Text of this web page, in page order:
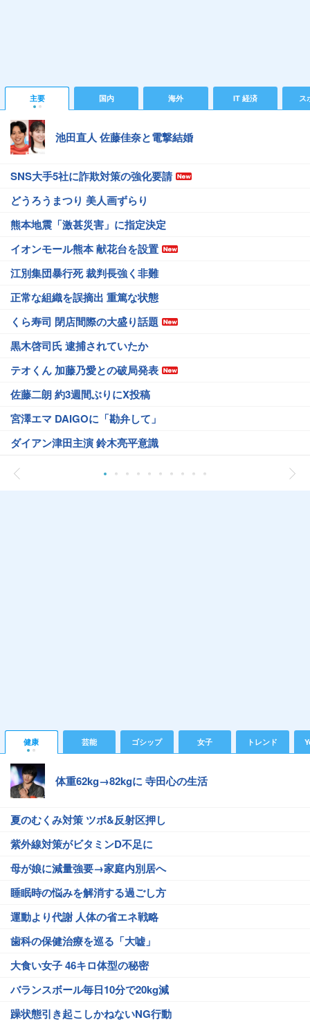
主要 国内 海外 IT 経済 ス
池田直人 佐藤佳奈と電撃結婚
SNS大手5社に詐欺対策の強化要請
どうろうまつり 美人画ずらり
熊本地震「激甚災害」に指定決定
イオンモール熊本 献花台を設置
江別集団暴行死 裁判長強く非難
正常な組織を誤摘出 重篤な状態
くら寿司 閉店間際の大盛り話題
黒木啓司氏 逮捕されていたか
テオくん 加藤乃愛との破局発表
佐藤二朗 約3週間ぶりにX投稿
宮澤エマ DAIGOに「勘弁して」
ダイアン津田主演 鈴木亮平意識
健康 芸能 ゴシップ 女子 トレンド
体重62kg→82kgに 寺田心の生活
夏のむくみ対策 ツボ&反射区押し
紫外線対策がビタミンD不足に
母が娘に減量強要→家庭内別居へ
睡眠時の悩みを解消する過ごし方
運動より代謝 人体の省エネ戦略
歯科の保健治療を巡る「大嘘」
大食い女子 46キロ体型の秘密
バランスボール毎日10分で20kg減
躁状態引き起こしかねないNG行動